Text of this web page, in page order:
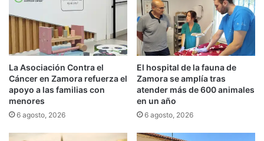
La Asociación Contra el
Cáncer en Zamora refuerza el
apoyo a las familias con
menores
6 agosto, 2026
El hospital de la fauna de
Zamora se amplía tras
atender más de 600 animales
en un año
6 agosto, 2026